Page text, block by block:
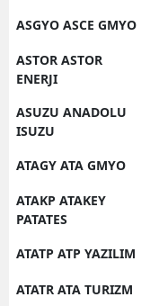
ASGYO ASCE GMYO
ASTOR ASTOR
ENERJI
ASUZU ANADOLU
ISUZU
ATAGY ATA GMYO
ATAKP ATAKEY
PATATES
ATATP ATP YAZILIM
ATATR ATA TURIZM